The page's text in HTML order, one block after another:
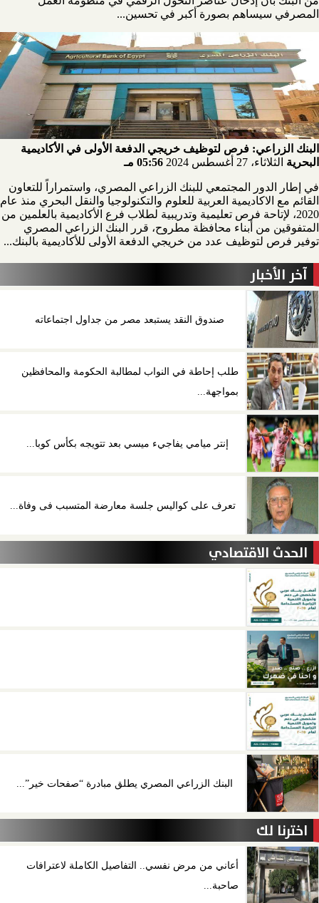
المصرفي سيساهم بصورة أكبر في تحسين...
البنك الزراعي: فرص لتوظيف خريجي الدفعة الأولى في الأكاديمية
البحرية الثلاثاء، 27 أغسطس 2024 05:56 مـ
في إطار الدور المجتمعي للبنك الزراعي المصري، واستمراراً للتعاون
القائم مع الاكاديمية العربية للعلوم والتكنولوجيا والنقل البحري منذ عام
2020، لإتاحة فرص تعليمية وتدريبية لطلاب فرع الأكاديمية بالعلمين من
المتفوقين من أبناء محافظة مطروح، قرر البنك الزراعي المصري
توفير فرص لتوظيف عدد من خريجي الدفعة الأولى للأكاديمية بالبنك...
آخر الأخبار
صندوق النقد يستبعد مصر من جداول اجتماعاته
طلب إحاطة في النواب لمطالبة الحكومة والمحافظين
بمواجهة...
إنتر ميامي يفاجيء ميسي بعد تتويجه بكأس كوبا...
تعرف على كواليس جلسة معارضة المتسبب فى وفاة...
الحدث الاقتصادي
البنك الزراعي المصري يطلق مبادرة “صفحات خير”...
اخترنا لك
أعاني من مرض نفسي.. التفاصيل الكاملة لاعترافات
صاحبة...